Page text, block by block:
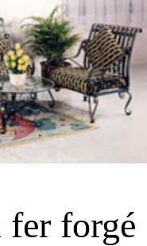
fer forgé